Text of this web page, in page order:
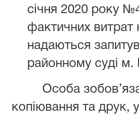
січня 2020 року
фактичних витрат
надаються
районному суді м.
Особа
копіювання та друк,